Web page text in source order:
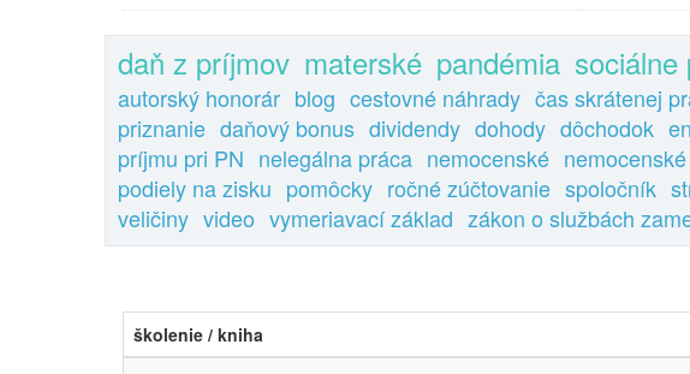
daň z príjmov materské pandémia sociálne
autorský honorár blog cestovné náhrady čas skrátenej
priznanie daňový bonus dividendy dohody dôchodok
príjmu pri PN nelegálna práca nemocenské
podiely na zisku pomôcky ročné zúčtovanie spoločník
veličiny video vymeriavací základ zákon o službách
školenie / kniha